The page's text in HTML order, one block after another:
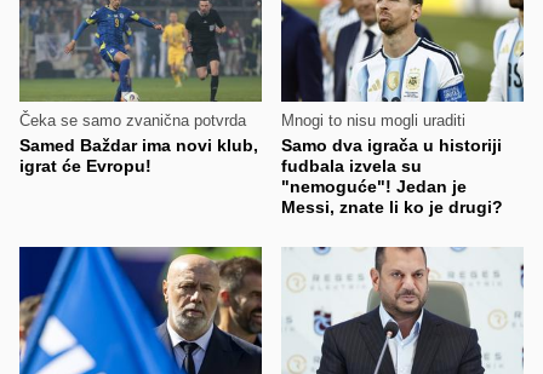
Čeka se samo zvanična potvrda
Samed Baždar ima novi klub,
igrat će Evropu!
Mnogi to nisu mogli uraditi
Samo dva igrača u historiji
fudbala izvela su
"nemoguće"! Jedan je
Messi, znate li ko je drugi?